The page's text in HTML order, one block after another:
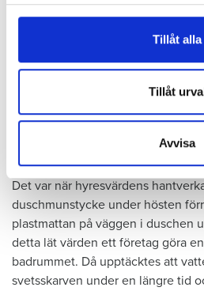
för sociala medier och analysera
vidarebefordrar även sådana
annons- och analysföretag som
Dessa kan i sin tur kombinera
samlat in när du har använt deras
Tillåt alla
Tillåt
Avvisa
röda markeringarna) och orsakat rötskador i syllen.
1995 men måste nu flytta sedan
i hyresnämnden och i hovrätten.
Skada upptäcktes av
Det var när hyresvärdens
duschmunstycke under hösten
plastmattan på väggen i duschen
detta lät värden ett företag göra
badrummet. Då upptäcktes att
svetsskarven under en längre tid